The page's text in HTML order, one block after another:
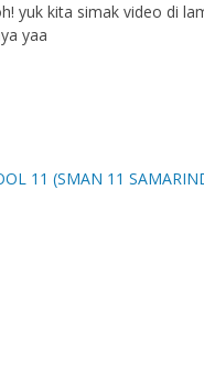
yuk kita simak video di
yaa